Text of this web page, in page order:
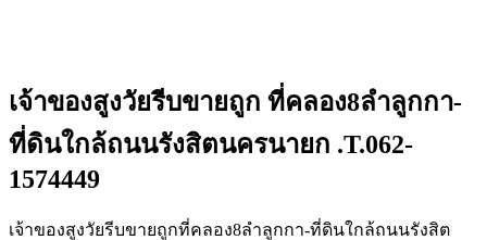
เจ้าของสูงวัยรีบขายถูก ที่คลอง8ลำลูกกา-
ที่ดินใกล้ถนนรังสิตนครนายก .T.062-
1574449
เจ้าของสูงวัยรีบขายถูกที่คลอง8ลำลูกกา-ที่ดินใกล้ถนนรังสิต